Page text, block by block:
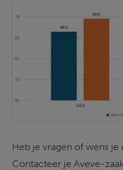
Heb je vragen of wens je
Contacteer je Aveve-